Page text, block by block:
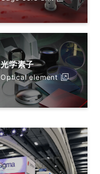
光学素子
Optical element